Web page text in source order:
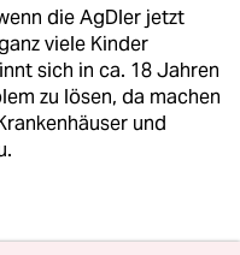
die AgDler jetzt
viele Kinder
sich in ca. 18 Jahren
zu lösen, da machen
und